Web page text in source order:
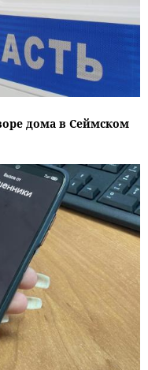
дома в Сеймском